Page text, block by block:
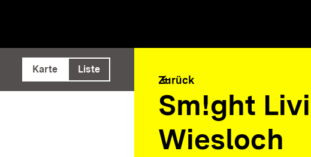
ausführen
Karte Liste
arrow_back
Zurück
Sm!ght
Wiesloch